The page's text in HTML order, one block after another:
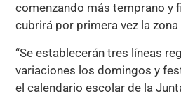
comenzando más temprano y
cubrirá por primera vez la
“Se establecerán tres líneas
variaciones los domingos y
el calendario escolar de la